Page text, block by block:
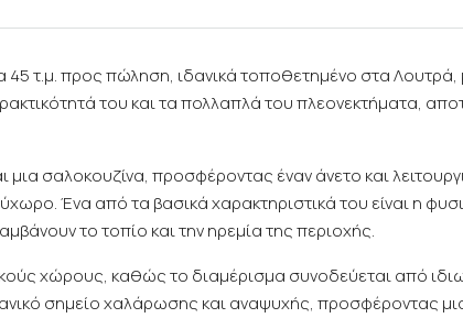
45 τ.μ. προς πώληση, ιδανικά τοποθετημένο στα
του και τα πολλαπλά του πλεονεκτήματα,
σαλοκουζίνα, προσφέροντας έναν άνετο και
Ένα από τα βασικά χαρακτηριστικά του είναι η
το τοπίο και την ηρεμία της περιοχής.
χώρους, καθώς το διαμέρισμα συνοδεύεται από
σημείο χαλάρωσης και αναψυχής, προσφέροντας